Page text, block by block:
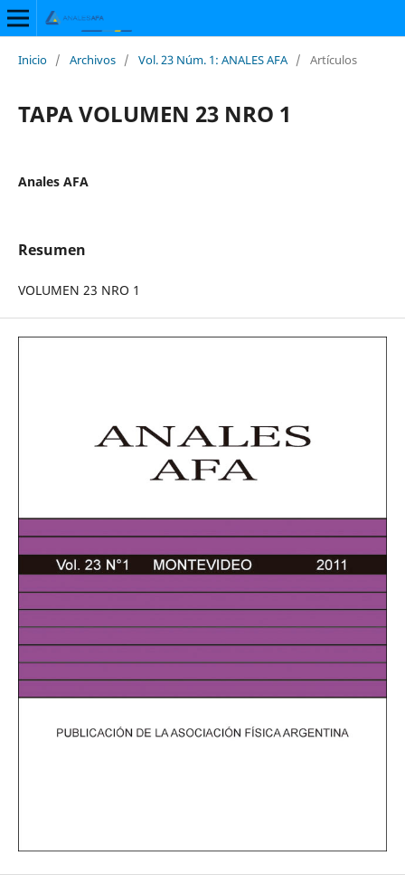
Inicio / Archivos / Vol. 23 Núm. 1: ANALES AFA / Artículos
TAPA VOLUMEN 23 NRO 1
Anales AFA
Resumen
VOLUMEN 23 NRO 1